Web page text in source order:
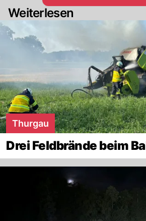
Weiterlesen
Thurgau
Drei Feldbrände beim